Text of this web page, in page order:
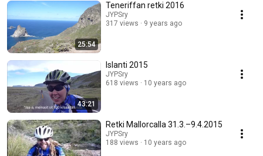
25:54
Teneriffan retki 2016
JYPSry
317 views
9 years ago
43:21
Islanti 2015
JYPSry
618 views
10 years ago
Retki Mallorcalla 31.3.–9.4.2015
JYPSry
188 views
10 years ago